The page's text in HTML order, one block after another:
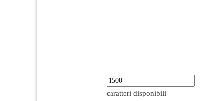
caratteri disponibili